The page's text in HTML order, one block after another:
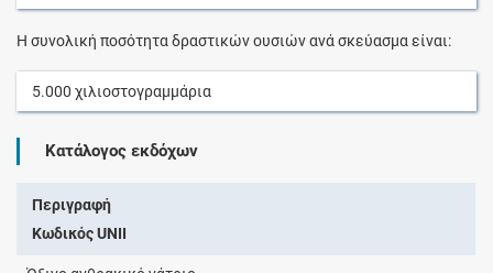
Η συνολική ποσότητα δραστικών ουσιών ανά σκεύασμα είναι:
5.000 χιλιοστογραμμάρια
Κατάλογος εκδόχων
Περιγραφή
Κωδικός UNII